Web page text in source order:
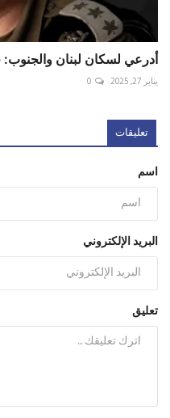
أدرعي لسكان لبنان
يناير 27, 2025 0
تعليقات
اسم
البريد الإلكتروني
تعليق